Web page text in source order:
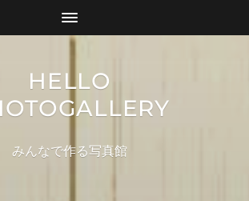
HELLO
みんなで作る写真館